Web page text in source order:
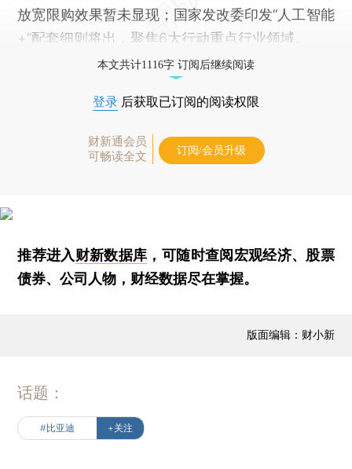
放宽限购效果暂未显现；国家发改委印发“人工智能
+”配套细则将出，聚焦6大行动重点行业领域。
本文共计1116字 订阅后继续阅读
登录 后获取已订阅的阅读权限
财新通会员
可畅读全文
订阅/会员升级
推荐进入财新数据库 ，可随时查阅宏观经济、股票
债券、公司人物，财经数据尽在掌握。
版面编辑：财小新
话题：
#比亚迪 +关注